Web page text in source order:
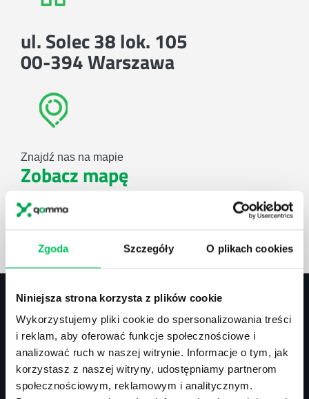
Zgoda Szczegóły O plikach cookies
Niniejsza strona korzysta z plików cookie
Wykorzystujemy pliki cookie do spersonalizowania treści
i reklam, aby oferować funkcje społecznościowe i
analizować ruch w naszej witrynie. Informacje o tym, jak
korzystasz z naszej witryny, udostępniamy partnerom
społecznościowym, reklamowym i analitycznym.
ul. Solec 38 lok. 105
00-394 Warszawa
Znajdź nas na mapie
Zobacz mapę
ZAPYTAJ O NASZE ROZWIĄZANIA
Kontakt
tel.: 505 273 550